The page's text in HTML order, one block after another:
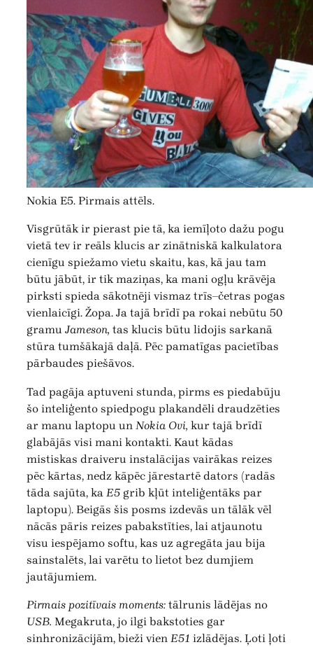
Nokia E5. Pirmais attēls.
Visgrūtāk ir pierast pie tā, ka iemīļoto dažu pogu
vietā tev ir reāls klucis ar zinātniskā kalkulatora
cienīgu spiežamo vietu skaitu, kas, kā jau tam
būtu jābūt, ir tik maziņas, ka mani ogļu krāvēja
pirksti spieda sākotnēji vismaz trīs–četras pogas
vienlaicīgi. Žopa. Ja tajā brīdī pa rokai nebūtu 50
gramu Jameson, tas klucis būtu lidojis sarkanā
stūra tumšākajā daļā. Pēc pamatīgas pacietības
pārbaudes piešāvos.
Tad pagāja aptuveni stunda, pirms es piedabūju
šo inteliģento spiedpogu plakandēli draudzēties
ar manu laptopu un Nokia Ovi, kur tajā brīdī
glabājās visi mani kontakti. Kaut kādas
mistiskas draiveru instalācijas vairākas reizes
pēc kārtas, nedz kāpēc jārestartē dators (radās
tāda sajūta, ka E5 grib kļūt inteliģentāks par
laptopu). Beigās šis posms izdevās un tālāk vēl
nācās pāris reizes pabakstīties, lai atjaunotu
visu iespējamo softu, kas uz agregāta jau bija
sainstalēts, lai varētu to lietot bez dumjiem
jautājumiem.
Pirmais pozitīvais moments: tālrunis lādējas no
USB. Megakruta, jo ilgi bakstoties gar
sinhronizācijām, bieži vien E51 izlādējas. Ļoti ļoti